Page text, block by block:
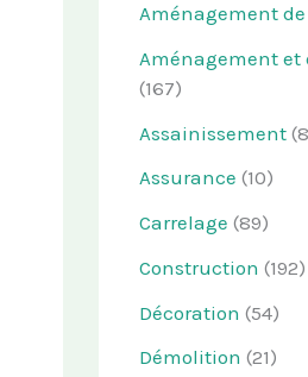
Aménagement
Aménagement et
(167)
Assainissement
Assurance (10)
Carrelage (89)
Construction (192)
Décoration (54)
Démolition (21)